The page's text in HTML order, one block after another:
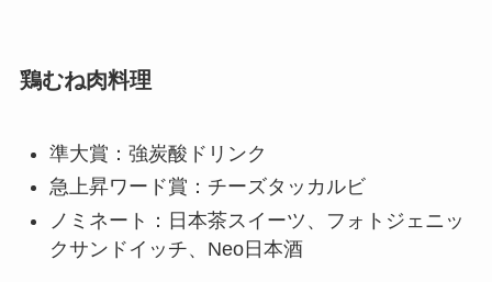
鶏むね肉料理
準大賞：強炭酸ドリンク
急上昇ワード賞：チーズタッカルビ
ノミネート：日本茶スイーツ、フォトジェニッ
クサンドイッチ、Neo日本酒